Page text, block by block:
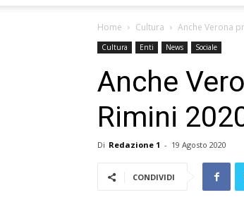
Home Cultura Anche Verona
Cultura Enti News Sociale
Anche
Rimini
Di Redazione 1 - 19 Agosto 2020
CONDIVIDI